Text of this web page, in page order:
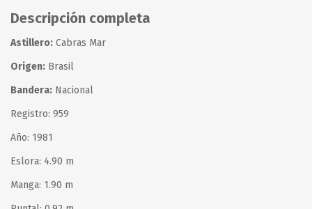
Descripción completa
Astillero: Cabras Mar
Origen: Brasil
Bandera: Nacional
Registro: 959
Año: 1981
Eslora: 4.90 m
Manga: 1.90 m